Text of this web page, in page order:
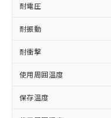
耐電圧
耐振動
耐衝撃
使用周囲温度
保存温度
タに基づ
準価格と
正式な納
様のお取
ムロン制
オムロン
鉛(Pb) 1000ppm以
六価クロム(Cr(Ⅵ))
類(PBB) 1000ppm
(PBDE) 1000ppm以
ル) (DEHP)(別名：
ルベンジル（BBP
（DBP） 1000ppm
適用除外項目は除く。
フタル酸エステル
Cr(Ⅵ)(六価クロム) :
ニル類) : 1000ppm
イソブチル) :
DEHP(フタル酸ビ
または国
国政府の
可)を取
当社は規
いよう必
当社は貴
ル、化学
一定
△ 一定
在庫